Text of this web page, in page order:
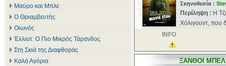
Μαύρο και Μπλε
Ο Θριαμβευτής
Οιωνός
Έλλιοτ: Ο Πιο Μικρός Τάρανδος
Στη Σκιά της Διαφθοράς
Καλά Αγόρια
Σκηνοθεσία :
Περίληψη : Η
Χόλιγουντ, που
INFO
ΞΑΝΘΟΙ